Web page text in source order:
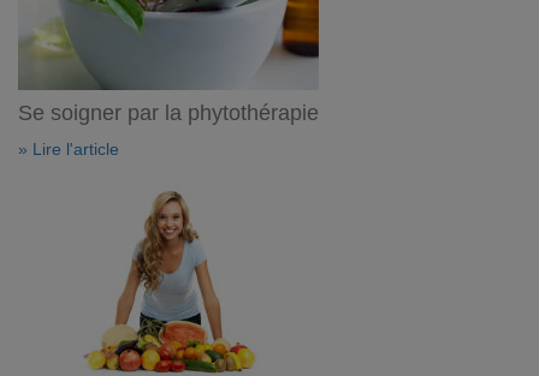
Se soigner par la phytothérapie
» Lire l'article